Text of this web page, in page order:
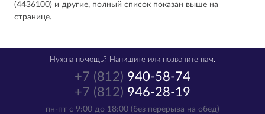
(4436100) и другие, полный список показан выше на
странице.
+7 (812) 940-58-74
+7 (812) 946-28-19
пн-пт с 9:00 до 18:00 (без перерыва на обед)
Нужна помощь? Напишите или позвоните нам.